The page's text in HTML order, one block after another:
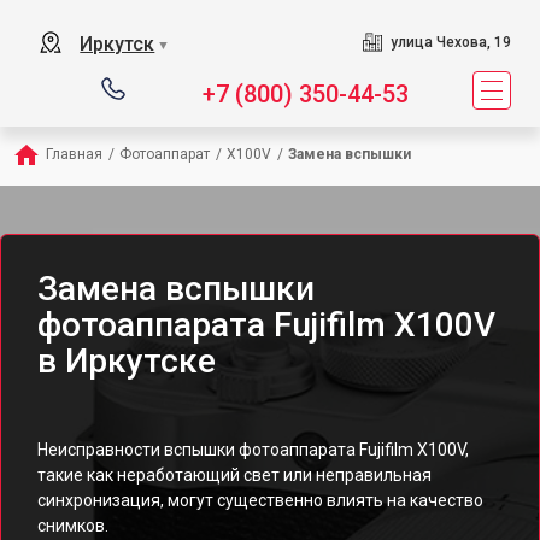
Иркутск ▼ улица Чехова, 19
+7 (800) 350-44-53
Главная / Фотоаппарат / X100V / Замена вспышки
Замена вспышки
фотоаппарата Fujifilm X100V
в Иркутске
Неисправности вспышки фотоаппарата Fujifilm X100V,
такие как неработающий свет или неправильная
синхронизация, могут существенно влиять на качество
снимков.